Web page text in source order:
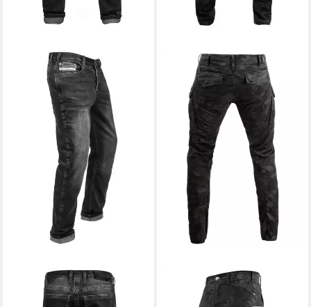
JOHN DOEMotorradhose
199,00 € UVP 269,00 €
JOHN DOEMotorradhose
269,00 €